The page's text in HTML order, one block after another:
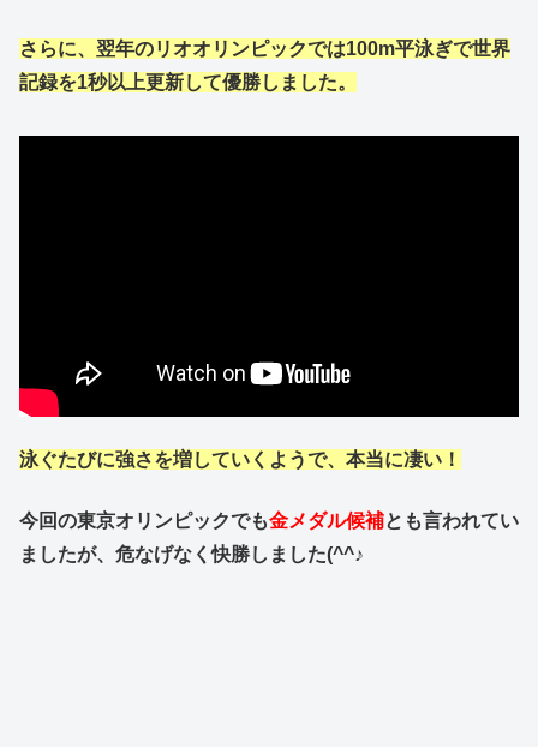
さらに、翌年のリオオリンピックでは100m平泳ぎで世界
記録を1秒以上更新して優勝しました。
泳ぐたびに強さを増していくようで、本当に凄い！
今回の東京オリンピックでも金メダル候補とも言われてい
ましたが、危なげなく快勝しました(^^♪